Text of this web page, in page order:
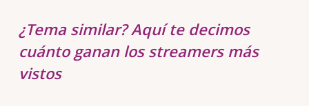
¿Tema similar? Aquí te decimos
cuánto ganan los streamers más
vistos